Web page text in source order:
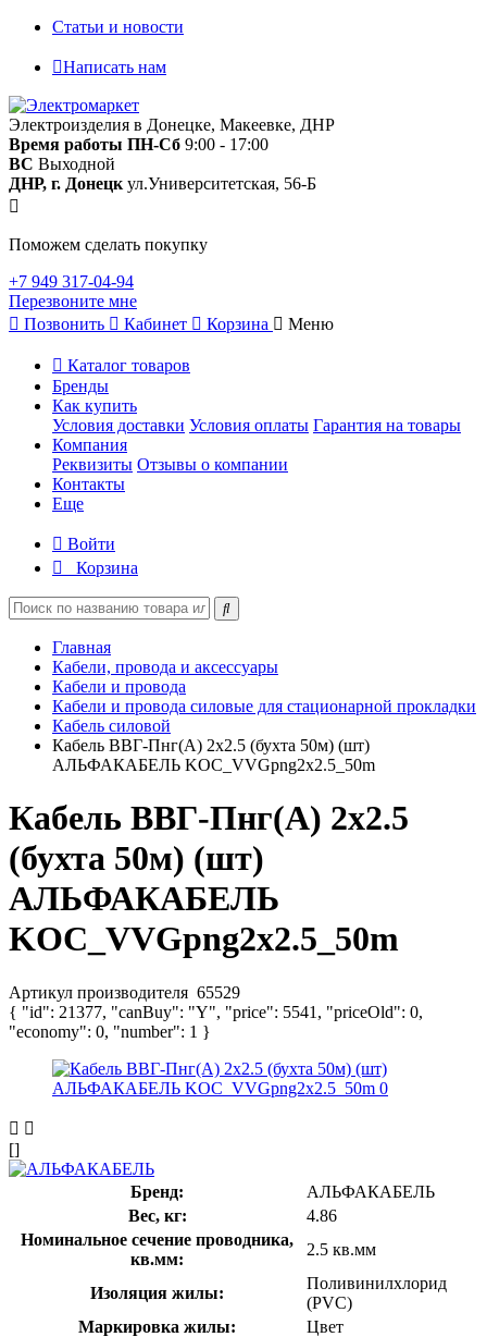
Статьи и новости
Написать нам
Электроизделия в Донецке, Макеевке, ДНР
Время работы ПН-Сб 9:00 - 17:00
ВС Выходной
ДНР, г. Донецк ул.Университетская, 56-Б
Поможем сделать покупку
+7 949 317-04-94
Перезвоните мне
Позвонить
Кабинет Корзина Меню
Каталог товаров
Бренды
Как купить
Условия доставки Условия оплаты Гарантия на товары
Компания
Реквизиты Отзывы о компании
Контакты
Еще
Войти
Корзина
Главная
Кабели, провода и аксессуары
Кабели и провода
Кабели и провода силовые для стационарной прокладки
Кабель силовой
Кабель ВВГ-Пнг(А) 2х2.5 (бухта 50м) (шт)
АЛЬФАКАБЕЛЬ KOC_VVGрng2x2.5_50m
Кабель ВВГ-Пнг(А) 2х2.5
(бухта 50м) (шт)
АЛЬФАКАБЕЛЬ
KOC_VVGрng2x2.5_50m
Артикул производителя 65529
{ "id": 21377, "canBuy": "Y", "price": 5541, "priceOld": 0,
"economy": 0, "number": 1 }
[]
Бренд:
АЛЬФАКАБЕЛЬ
Вес, кг:
4.86
Номинальное сечение проводника,
кв.мм:
2.5 кв.мм
Изоляция жилы:
Поливинилхлорид
(PVC)
Маркировка жилы:
Цвет